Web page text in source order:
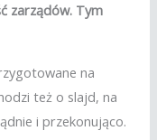
zarządów. Tym
na
też o slajd, na
i przekonująco.